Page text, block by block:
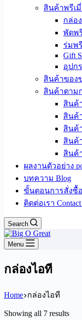
สินค้าพรีเ
กล่อ
พัดพ
ร่มพ
Gift
อุปก
สินค้าของ
สินค้าตาม
สินค้
สินค้
สินค้
สินค้
สินค้
ผลงานตัวอย่าง
บทความ Blog
ขั้นตอนการสั่งซื้
ติดต่อเรา Contact
Search
Menu
กล่องไอที
Home กล่องไอที
Showing all 7 results